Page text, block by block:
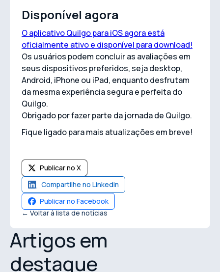
Disponível agora
O aplicativo Quilgo para iOS agora está
oficialmente ativo e disponível para download!
Os usuários podem concluir as avaliações em
seus dispositivos preferidos, seja desktop,
Android, iPhone ou iPad, enquanto desfrutam
da mesma experiência segura e perfeita do
Quilgo.
Obrigado por fazer parte da jornada de Quilgo.
Fique ligado para mais atualizações em breve!
Publicar no X
Compartilhe no Linkedin
Publicar no Facebook
← Voltar à lista de notícias
Artigos em
destaque